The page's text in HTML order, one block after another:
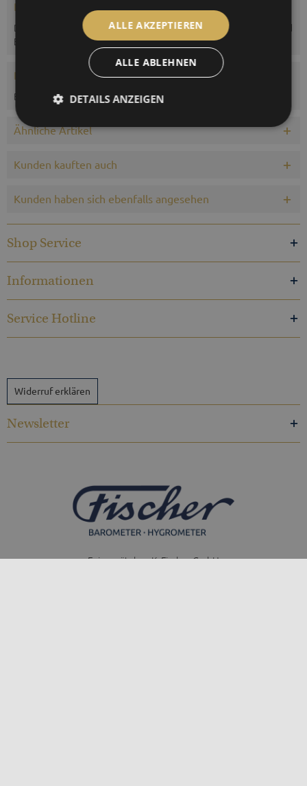
Beschreibung
Das Polymeter ist ein Hygrometer-Thermometer zur Messung und
Ermittlung von Lufttemperatur,...mehr
Bewertungen 0
Bewertungen lesen, schreiben und diskutieren...
Ähnliche Artikel
Kunden kauften auch
Kunden haben sich ebenfalls angesehen
Feingerätebau K. Fischer GmbH
Shop Service
Informationen
Service Hotline
Widerruf erklären
Newsletter
ALLE AKZEPTIEREN
ALLE ABLEHNEN
DETAILS ANZEIGEN